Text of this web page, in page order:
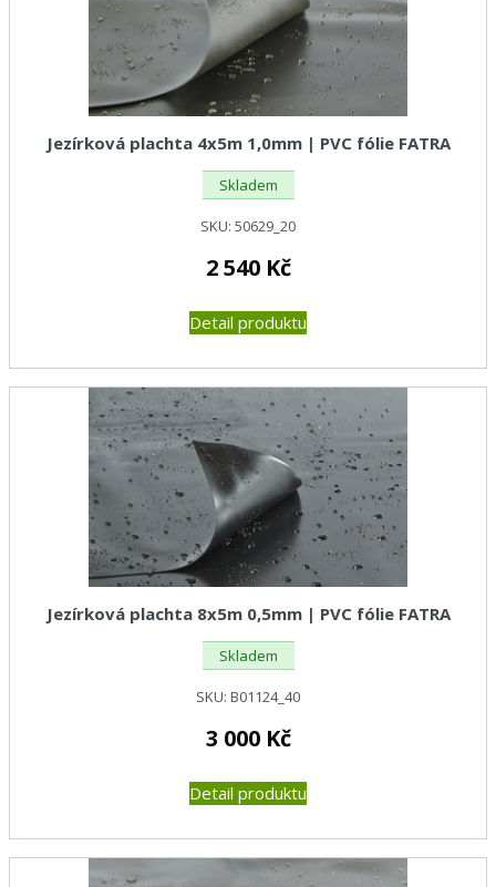
Jezírková plachta 4x5m 1,0mm | PVC fólie FATRA
Skladem
SKU: 50629_20
2 540 Kč
Detail produktu
Jezírková plachta 8x5m 0,5mm | PVC fólie FATRA
Skladem
SKU: B01124_40
3 000 Kč
Detail produktu